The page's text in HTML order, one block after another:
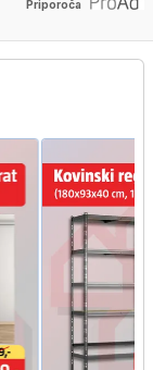
Priporoča